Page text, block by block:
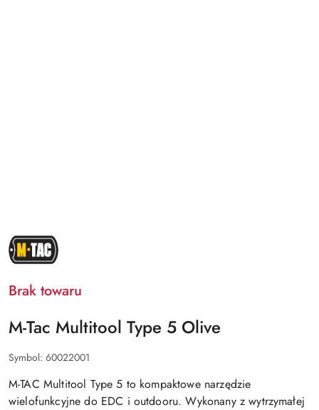
NAZWA
PRODUCENTA:
M-
Brak towaru
M-Tac Multitool Type 5 Olive
Symbol: 60022001
M-TAC Multitool Type 5 to kompaktowe narzędzie
wielofunkcyjne do EDC i outdooru. Wykonany z wytrzymałej